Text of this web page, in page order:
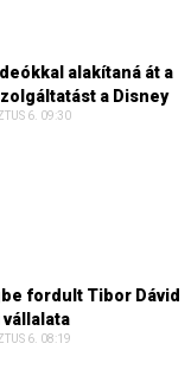
alakítaná át a
a Disney
6. 09:30
fordult Tibor Dávid
6. 08:19